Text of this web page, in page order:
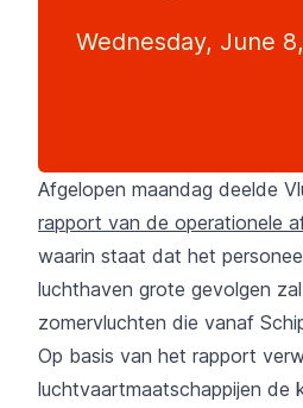
Wednesday, June
Afgelopen maandag deelde
rapport van de operationele
waarin staat dat het
luchthaven grote gevolgen
zomervluchten die vanaf
Op basis van het rapport
luchtvaartmaatschappijen de